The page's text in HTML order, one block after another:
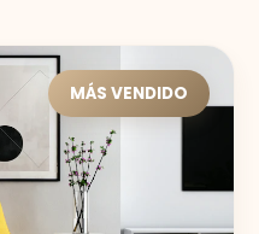
MÁS VENDIDO